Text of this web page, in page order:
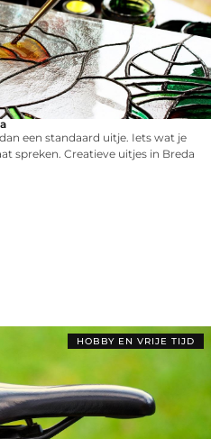
een standaard uitje. Iets wat je
spreken. Creatieve uitjes in Breda
HOBBY EN VRIJE TIJD